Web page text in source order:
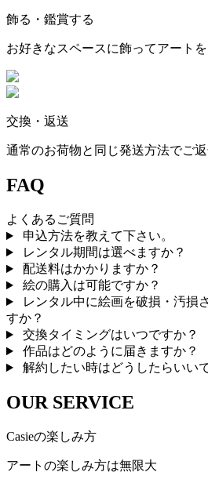
飾る・鑑賞する
お好きなスペースに飾ってアートを
交換・返送
通常のお荷物と同じ発送方法でご返
FAQ
よくあるご質問
申込方法を教えて下さい。
レンタル期間は選べますか？
配送料はかかりますか？
絵の購入は可能ですか？
レンタル中に絵画を破損・汚損
すか？
交換タイミングはいつですか？
作品はどのように届きますか？
解約したい時はどうしたらいい
OUR SERVICE
Casieの楽しみ方
アートの楽しみ方は無限大